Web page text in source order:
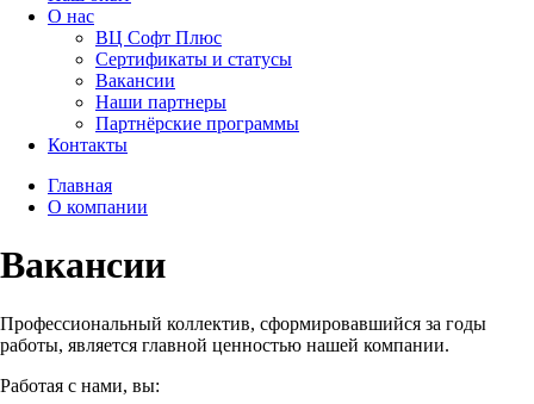
О нас
ВЦ Софт Плюс
Сертификаты и статусы
Вакансии
Наши партнеры
Партнёрские программы
Контакты
Главная
О компании
Вакансии
Профессиональный коллектив, сформировавшийся за годы
работы, является главной ценностью нашей компании.
Работая с нами, вы: